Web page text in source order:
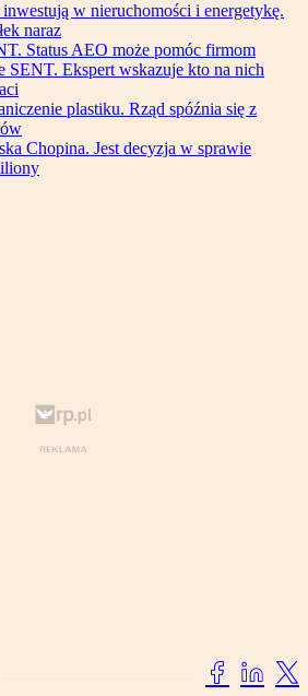
w nieruchomości i energetykę.
naraz
Status AEO może pomóc firmom
SENT. Ekspert wskazuje kto na nich
plastiku. Rząd spóźnia się z
Chopina. Jest decyzja w sprawie